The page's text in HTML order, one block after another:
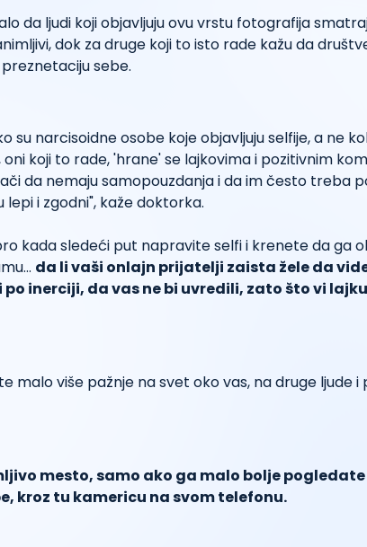
da ljudi koji objavljuju ovu vrstu fotografija
dok za druge koji to isto rade kažu da
sebe.
su narcisoidne osobe koje objavljuju selfije, a ne
koji to rade, 'hrane' se lajkovima i pozitivnim
da nemaju samopouzdanja i da im često treba
i zgodni", kaže doktorka.
kada sledeći put napravite selfi i krenete da ga
da li vaši onlajn prijatelji zaista žele da
inerciji, da vas ne bi uvredili, zato što vi
malo više pažnje na svet oko vas, na druge ljude i
mesto, samo ako ga malo bolje
kroz tu kamericu na svom telefonu.